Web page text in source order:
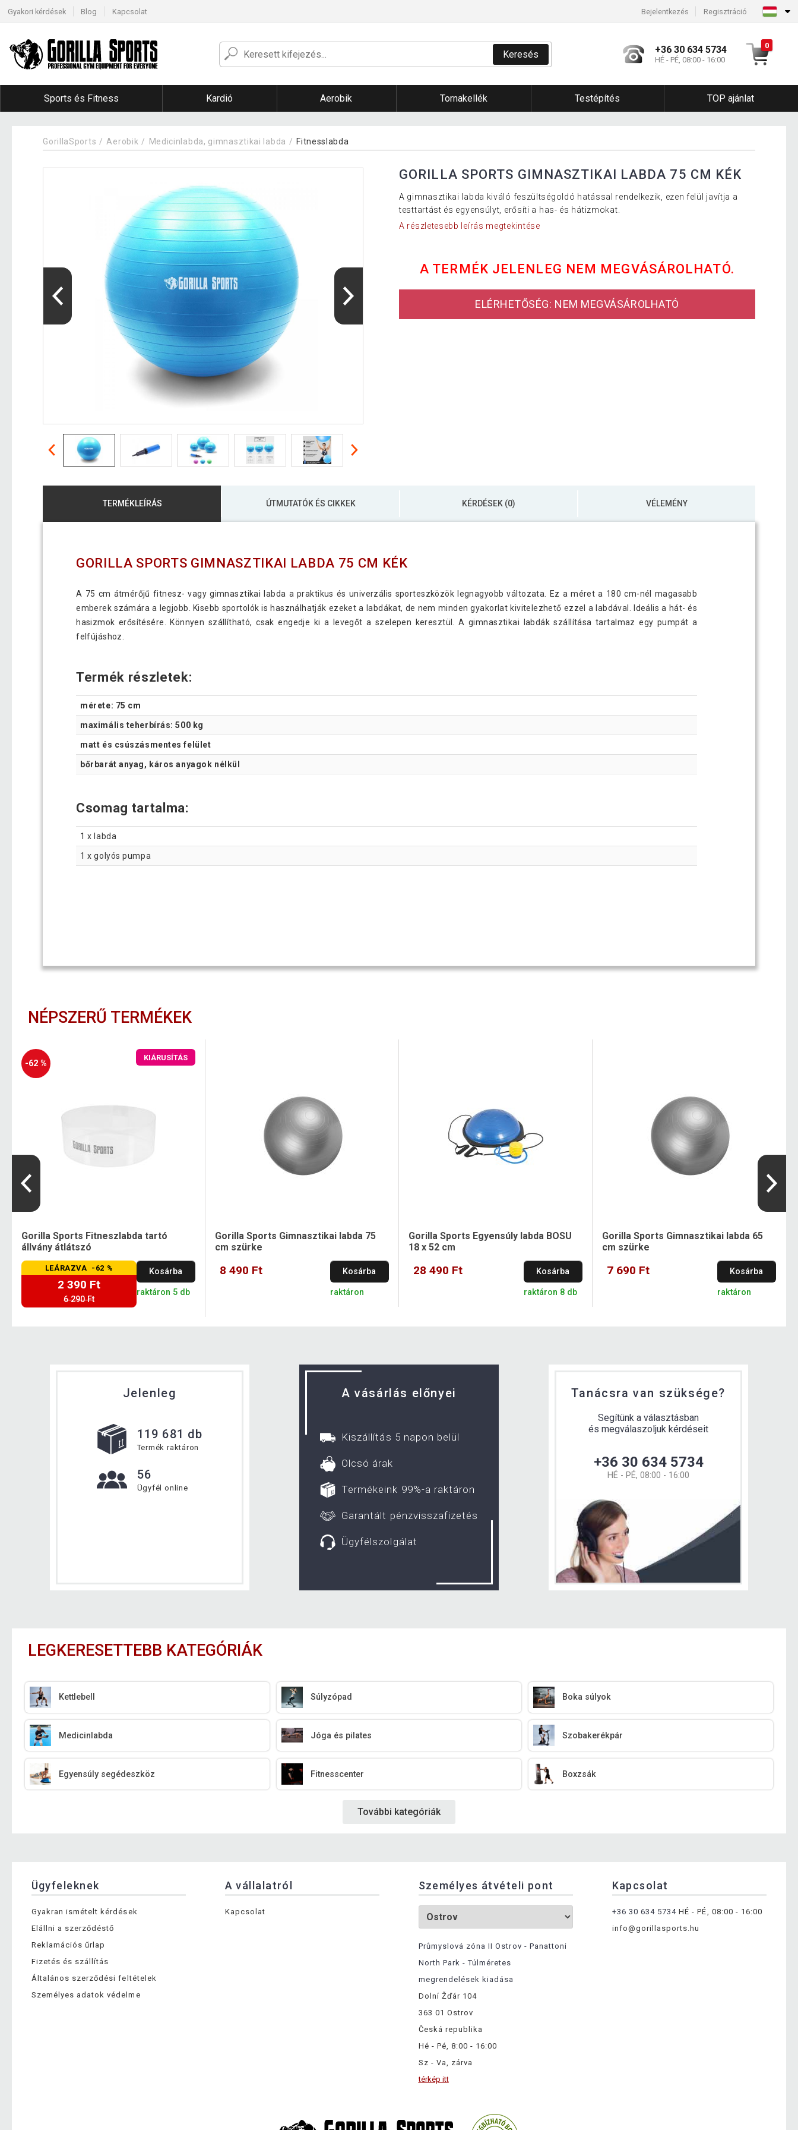
Gyakori kérdések Blog Kapcsolat Bejelentkezés Regisztráció
Keresés +36 30 634 5734
HÉ - PÉ, 08:00 - 16:00
0
Sports és Fitness Kardió Aerobik Tornakellék Testépítés TOP ajánlat
GorillaSports Aerobik Medicinlabda, gimnasztikai labda Fitnesslabda
GORILLA SPORTS GIMNASZTIKAI LABDA 75 CM KÉK
A gimnasztikai labda kiváló feszültségoldó hatással rendelkezik, ezen felül javítja a
testtartást és egyensúlyt, erősíti a has- és hátizmokat.
A részletesebb leírás megtekintése
A TERMÉK JELENLEG NEM MEGVÁSÁROLHATÓ.
ELÉRHETŐSÉG: NEM MEGVÁSÁROLHATÓ
TERMÉKLEÍRÁS ÚTMUTATÓK ÉS CIKKEK KÉRDÉSEK (0) VÉLEMÉNY
GORILLA SPORTS GIMNASZTIKAI LABDA 75 CM KÉK
A 75 cm átmérőjű fitnesz- vagy gimnasztikai labda a praktikus és univerzális sporteszközök legnagyobb változata. Ez a méret a 180 cm-nél magasabb
emberek számára a legjobb. Kisebb sportolók is használhatják ezeket a labdákat, de nem minden gyakorlat kivitelezhető ezzel a labdával. Ideális a hát- és
hasizmok erősítésére. Könnyen szállítható, csak engedje ki a levegőt a szelepen keresztül. A gimnasztikai labdák szállítása tartalmaz egy pumpát a
felfújáshoz.
Termék részletek:
mérete: 75 cm
maximális teherbírás: 500 kg
matt és csúszásmentes felület
bőrbarát anyag, káros anyagok nélkül
Csomag tartalma:
1 x labda
1 x golyós pumpa
NÉPSZERŰ TERMÉKEK
-62 %
KIÁRUSÍTÁS
Gorilla Sports Fitneszlabda tartó
állvány átlátszó
LEÁRAZVA -62 %
2 390 Ft
6 290 Ft
Kosárba
raktáron 5 db
Gorilla Sports Gimnasztikai labda 75
cm szürke
8 490 Ft Kosárba
raktáron
Gorilla Sports Egyensúly labda BOSU
18 x 52 cm
28 490 Ft Kosárba
raktáron 8 db
Gorilla Sports Gimnasztikai labda 65
cm szürke
7 690 Ft Kosárba
raktáron
Jelenleg
119 681 db
Termék raktáron
56
Ügyfél online
A vásárlás előnyei
Kiszállítás 5 napon belül
Olcsó árak
Termékeink 99%-a raktáron
Garantált pénzvisszafizetés
Ügyfélszolgálat
Tanácsra van szüksége?
Segítünk a választásban
és megválaszoljuk kérdéseit
+36 30 634 5734
HÉ - PÉ, 08:00 - 16:00
LEGKERESETTEBB KATEGÓRIÁK
Kettlebell Súlyzópad Boka súlyok
Medicinlabda Jóga és pilates Szobakerékpár
Egyensúly segédeszköz Fitnesscenter Boxzsák
További kategóriák
Ügyfeleknek
Gyakran ismételt kérdések
Elállni a szerződéstő
Reklamációs űrlap
Fizetés és szállítás
Általános szerződési feltételek
Személyes adatok védelme
A vállalatról
Kapcsolat
Személyes átvételi pont
Průmyslová zóna II Ostrov - Panattoni
North Park - Túlméretes
megrendelések kiadása
Dolní Žďár 104
363 01 Ostrov
Česká republika
Hé - Pé, 8:00 - 16:00
Sz - Va, zárva
térkép itt
Kapcsolat
+36 30 634 5734 HÉ - PÉ, 08:00 - 16:00
info@gorillasports.hu